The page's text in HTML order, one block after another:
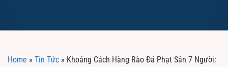
Home » Tin Tức » Khoảng Cách Hàng Rào Đá Phạt Sân 7 Người: